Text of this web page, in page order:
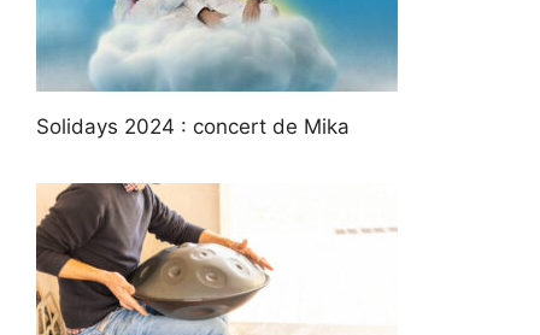
Solidays 2024 : concert de Mika